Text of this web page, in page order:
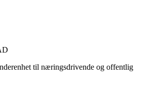
til næringsdrivende og offentlig